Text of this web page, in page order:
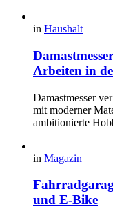
in Haushalt
Arbeiten in
Damastmesser
mit moderner
ambitionierte
in Magazin
und E-Bike